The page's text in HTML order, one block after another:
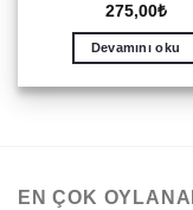
275,00₺
Devamını oku
EN ÇOK